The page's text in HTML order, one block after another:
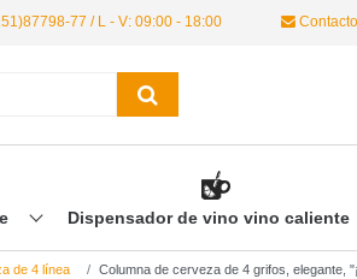
77 / L - V: 09:00 - 18:00 Contacto
Dispensador de vino vino caliente
de 4 línea Columna de cerveza de 4 grifos, elegante,